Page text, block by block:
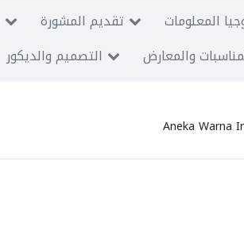
تقديم المشورة
المعلومات
التصميم والديكور والمعارض
Aneka Warna